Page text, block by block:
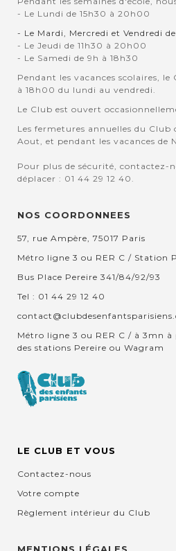
- Le Lundi de 15h30 à 20h00
- Le Mardi, Mercredi et Vendredi
- Le Jeudi de 11h30 à 20h00
- Le Samedi de 9h à 18h30
Pendant les vacances scolaires,
à 18h00 du lundi au vendredi.
Le Club est ouvert
Les fermetures annuelles du Club
Aout, et pendant les vacances de
Pour plus de sécurité, contactez-
déplacer : 01 44 29 12 40.
NOS COORDONNEES
57, rue Ampère, 75017 Paris
Métro ligne 3 ou RER C / Station
Bus Place Pereire 341/84/92/93
Tel : 01 44 29 12 40
Métro ligne 3 ou RER C / à 3mn à
des stations Pereire ou Wagram
LE CLUB ET VOUS
Contactez-nous
Votre compte
Règlement intérieur du Club